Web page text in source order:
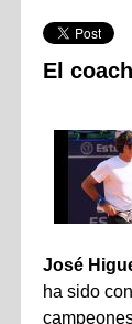
El
José
ha sido